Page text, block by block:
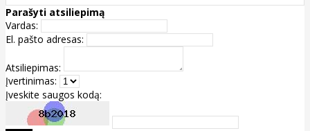
Parašyti atsiliepimą
Vardas:
El. pašto adresas:
Atsiliepimas:
Įvertinimas:
Įveskite saugos kodą: